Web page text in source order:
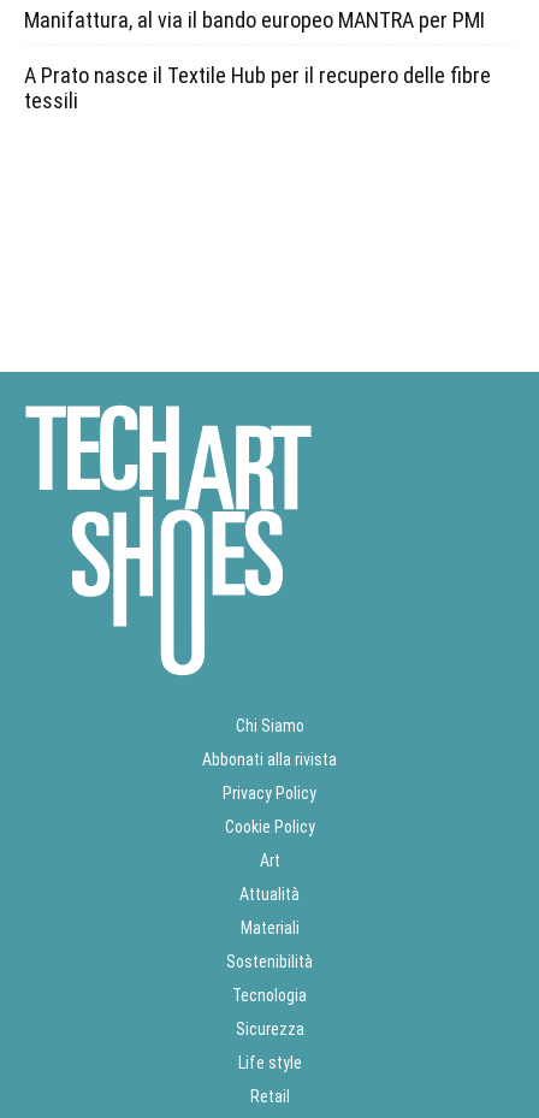
Manifattura, al via il bando europeo MANTRA per PMI
A Prato nasce il Textile Hub per il recupero delle fibre
tessili
Chi Siamo
Abbonati alla rivista
Privacy Policy
Cookie Policy
Art
Attualità
Materiali
Sostenibilità
Tecnologia
Sicurezza
Life style
Retail